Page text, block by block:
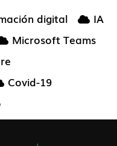
digital
IA
Microsoft Teams
Covid-19